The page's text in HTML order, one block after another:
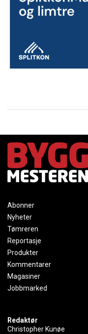
Abonner
Nyheter
Tømreren
Reportasje
Produkter
Kommentarer
Magasiner
Jobbmarked
Redaktør
Christopher Kunøe